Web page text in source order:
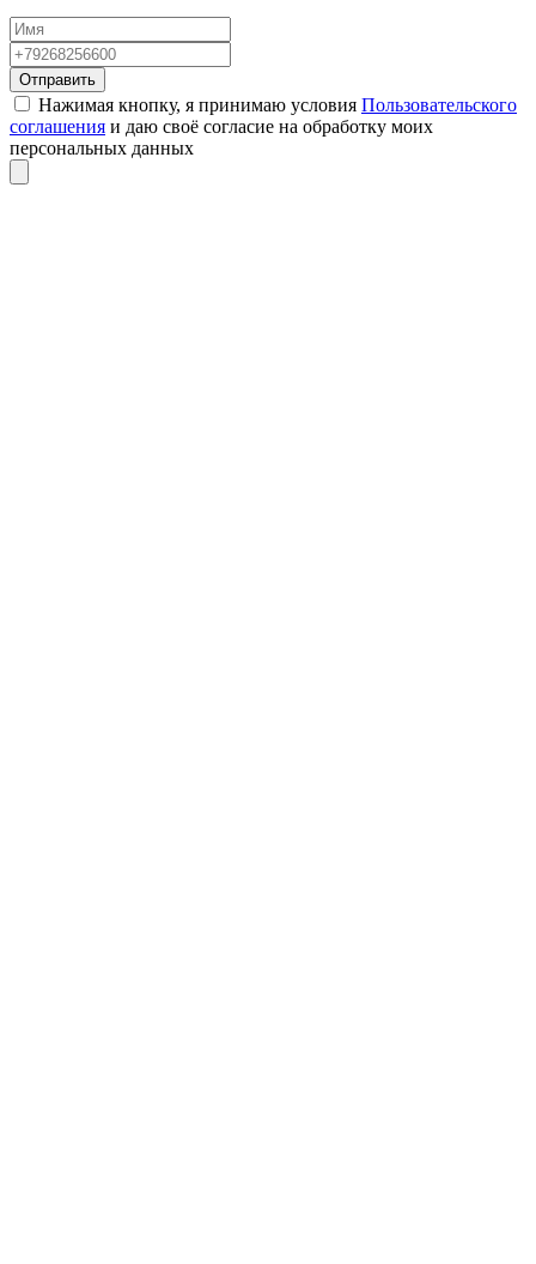
Отправить
Нажимая кнопку, я принимаю условия Пользовательского
соглашения и даю своё согласие на обработку моих
персональных данных